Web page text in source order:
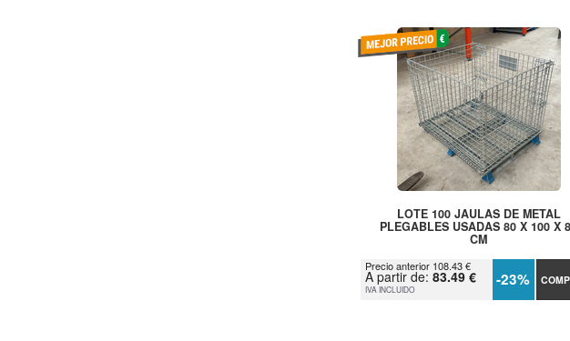
LOTE 100 JAULAS DE METAL
PLEGABLES USADAS 80 X 100 X
CM
Precio anterior 108.43 €
A partir de: 83.49 €
IVA INCLUIDO -23%